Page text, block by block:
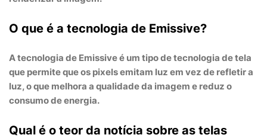
O que é a tecnologia de Emissive?
A tecnologia de Emissiveé um tipo de tecnologia de tela
que permite que os pixels emitam luz em vez de refletir a
luz, o que melhora a qualidade da imagem e reduz o
consumo de energia.
Qual é o teor da notícia sobre as telas